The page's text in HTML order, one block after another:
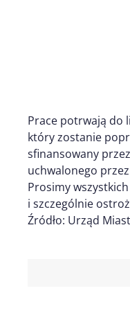
Prace potrwają do
który zostanie
sfinansowany
uchwalonego
Prosimy
i szczególnie
Źródło: Urząd